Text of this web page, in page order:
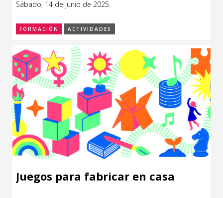
Espacio itinerante de lectura infantil
Formación
Género y Diversidad
Infantil y Juvenil
Letras
Medio Ambiente
Música
Sábado, 14 de junio de 2025.
FORMACIÓN ACTIVIDADES
Juegos para fabricar en casa